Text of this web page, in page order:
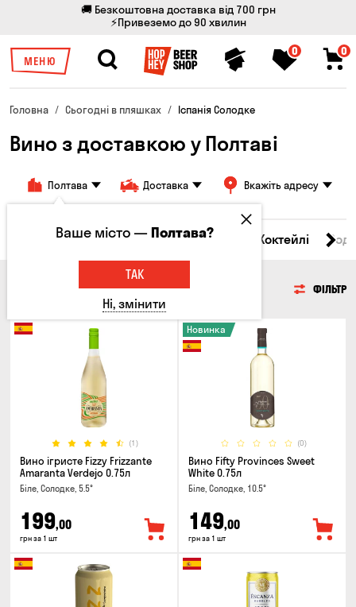
🚚 Безкоштовна доставка від 700 грн
⚡Привеземо до 90 хвилин
МЕНЮ
0 0
Головна Сьогодні в пляшках Іспанія Солодке
Вино з доставкою у Полтаві
Полтава Доставка Вкажіть адресу
Пиво Сидр Вино Коктейлі
ФІЛЬТР
(1)
Вино ігристе Fizzy Frizzante
Amaranta Verdejo 0.75л
Біле, Солодке, 5.5°
199,00
грн за 1 шт
(0)
Новинка
Вино Fifty Provinces Sweet
White 0.75л
Біле, Солодке, 10.5°
149,00
грн за 1 шт
Ваше місто —Полтава?
ТАК
Ні, змінити